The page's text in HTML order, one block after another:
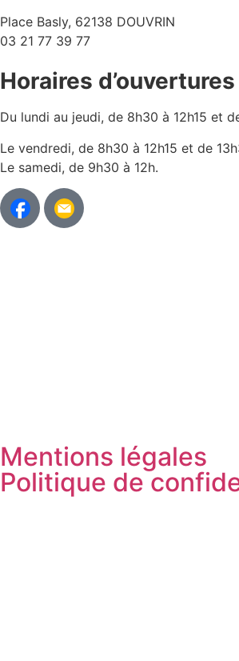
Place Basly, 62138 DOUVRIN
03 21 77 39 77
Horaires d’ouvertures
Du lundi au jeudi, de 8h30 à 12h15 et
Le vendredi, de 8h30 à 12h15 et de
Le samedi, de 9h30 à 12h.
Mentions légales
Politique de